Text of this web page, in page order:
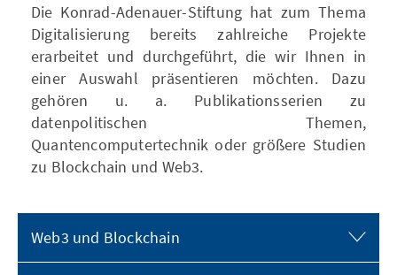
Die Konrad-Adenauer-Stiftung hat zum Thema
Digitalisierung bereits zahlreiche Projekte
erarbeitet und durchgeführt, die wir Ihnen in
einer Auswahl präsentieren möchten. Dazu
gehören u. a. Publikationsserien zu
datenpolitischen Themen,
Quantencomputertechnik oder größere Studien
zu Blockchain und Web3.
Web3 und Blockchain